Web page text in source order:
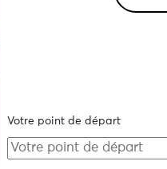
Votre point de départ